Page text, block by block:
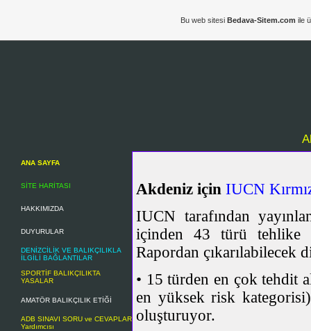
ANA SAYFA
SİTE HARİTASI
HAKKIMIZDA
DUYURULAR
DENİZCİLİK VE BALIKÇILIKLA
İLGİLİ BAĞLANTILAR
SPORTİF BALIKÇILIKTA
YASALAR
AMATÖR BALIKÇILIK ETİĞİ
ADB SINAVI SORU ve CEVAPLAR
Yardımcısı
Akdeniz için IUCN
IUCN tarafından
içinden 43 türü tehlike
Rapordan çıkarılabilecek
• 15 türden en çok tehdit
en yüksek risk
oluşturuyor.
Bu web sitesi Bedava-Sitem.com ile